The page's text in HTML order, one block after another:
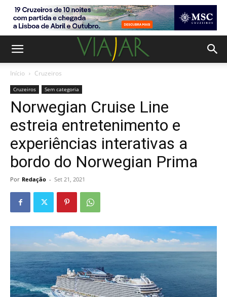
Início Cruzeiros
Cruzeiros Sem categoria
Norwegian Cruise Line
estreia entretenimento e
experiências interativas a
bordo do Norwegian Prima
Por Redação - Set 21, 2021